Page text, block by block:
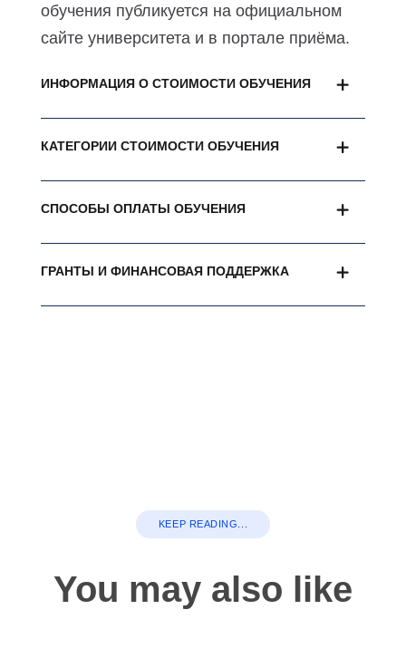
обучения публикуется на официальном
сайте университета и в портале приёма.
ИНФОРМАЦИЯ О СТОИМОСТИ ОБУЧЕНИЯ
КАТЕГОРИИ СТОИМОСТИ ОБУЧЕНИЯ
СПОСОБЫ ОПЛАТЫ ОБУЧЕНИЯ
ГРАНТЫ И ФИНАНСОВАЯ ПОДДЕРЖКА
KEEP READING...
You may also like